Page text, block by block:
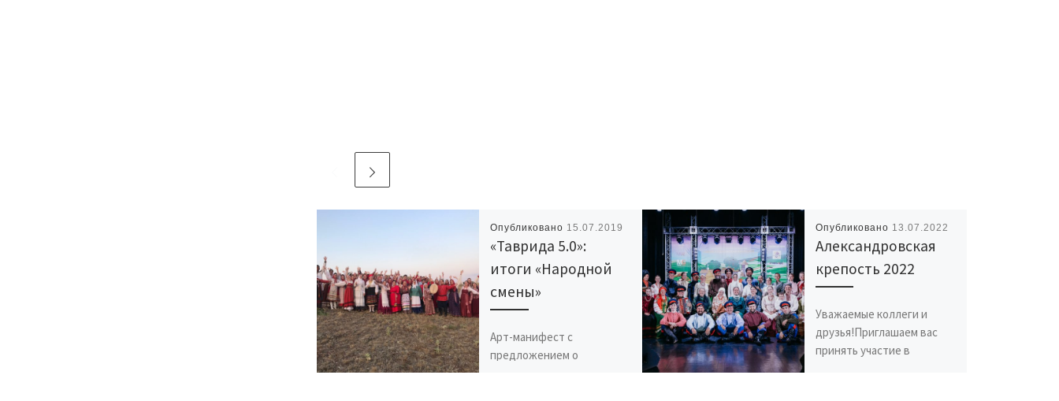
Опубликовано 15.07.2019
«Таврида 5.0»:
итоги «Народной
смены»
Арт-манифест с
предложением о
Опубликовано 13.07.2022
Александровская
крепость 2022
Уважаемые коллеги и
друзья!Приглашаем вас
принять участие в